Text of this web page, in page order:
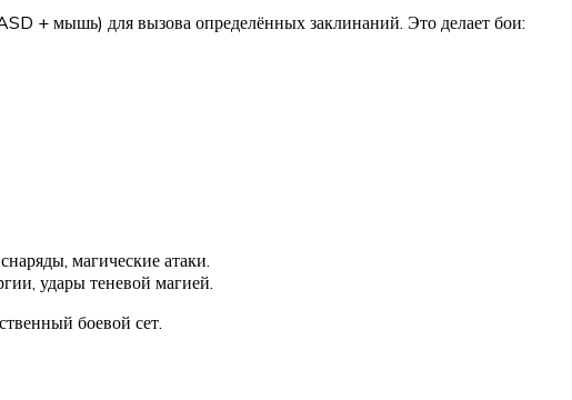
+ мышь) для вызова определённых заклинаний. Это делает бои:
магические атаки.
удары теневой магией.
боевой сет.